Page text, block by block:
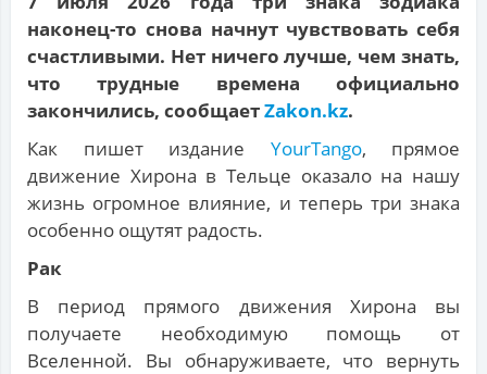
наконец-то снова начнут чувствовать себя
счастливыми. Нет ничего лучше, чем знать,
что трудные времена официально
закончились, сообщаетZakon.kz.
Как пишет издание YourTango, прямое
движение Хирона в Тельце оказало на нашу
жизнь огромное влияние, и теперь три знака
особенно ощутят радость.
Рак
В период прямого движения Хирона вы
получаете необходимую помощь от
Вселенной. Вы обнаруживаете, что вернуть